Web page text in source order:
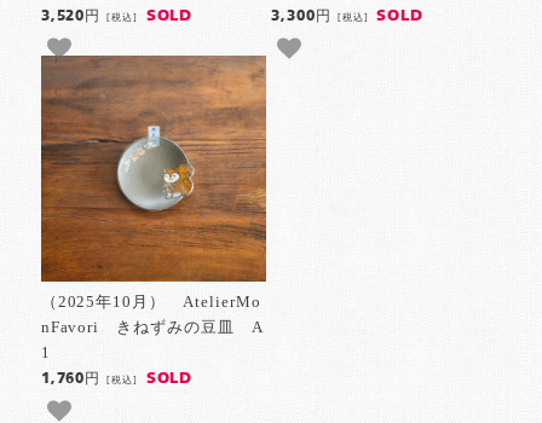
3,520円[税込] SOLD 3,300円 [税込] SOLD
（2025年10月） AtelierMo
nFavori きねずみの豆皿 A
1
1,760円[税込] SOLD